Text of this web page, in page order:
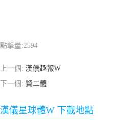
點擊量:2594
上一個: 漢儀趣報W
下一個: 賢二體
漢儀星球體W 下載地點